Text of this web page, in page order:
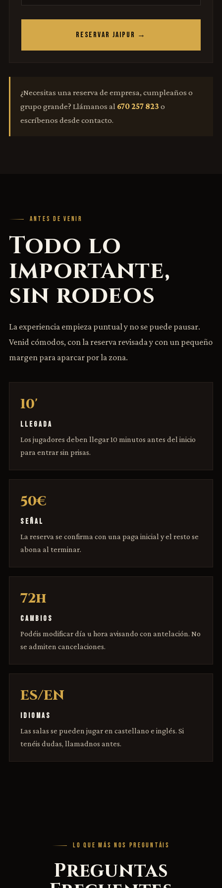
RESERVAR JAIPUR →
¿Necesitas una reserva de empresa, cumpleaños o
grupo grande? Llámanos al 670 257 823 o
escríbenos desde contacto.
ANTES DE VENIR
Todo lo
importante,
sin rodeos
La experiencia empieza puntual y no se puede pausar.
Venid cómodos, con la reserva revisada y con un pequeño
margen para aparcar por la zona.
10'
LLEGADA
Los jugadores deben llegar 10 minutos antes del inicio
para entrar sin prisas.
50€
SEÑAL
La reserva se confirma con una paga inicial y el resto se
abona al terminar.
72h
CAMBIOS
Podéis modificar día u hora avisando con antelación. No
se admiten cancelaciones.
ES/EN
IDIOMAS
Las salas se pueden jugar en castellano e inglés. Si
tenéis dudas, llamadnos antes.
LO QUE MÁS NOS PREGUNTÁIS
Preguntas